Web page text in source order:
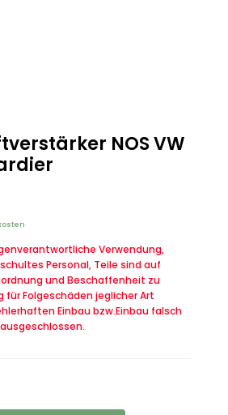
NOS VW
Verwendung,
Personal, Teile sind auf
und Beschaffenheit zu
für Folgeschäden jeglicher Art
Einbau bzw.Einbau falsch